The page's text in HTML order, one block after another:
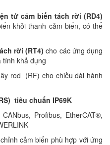
tử cảm biến tách rời (RD4)
khỏi thanh cảm biến, có thể
rời (RT4) cho các ứng dụng
tính khả dụng
rod (RF) cho chiều dài hành
tiêu chuẩn IP69K
Profibus, EtherCAT®,
cảm biến phù hợp với ứng